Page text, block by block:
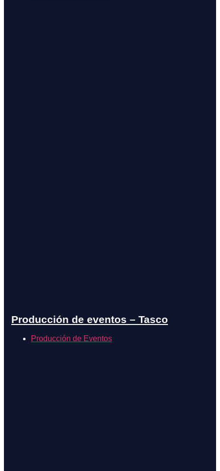
Producción de eventos – Tasco
Producción de Eventos